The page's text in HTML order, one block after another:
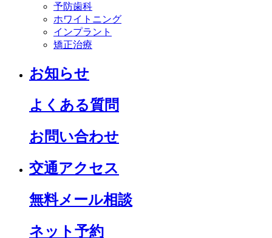
予防歯科
ホワイトニング
インプラント
矯正治療
お知らせ
よくある質問
お問い合わせ
交通アクセス
無料メール相談
ネット予約